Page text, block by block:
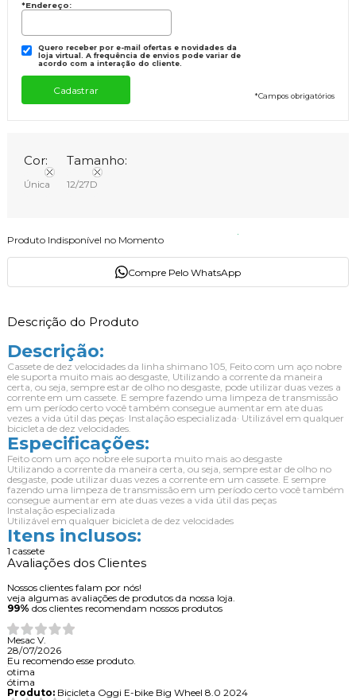
*Endereço:
Quero receber por e-mail ofertas e novidades da
loja virtual. A frequência de envios pode variar de
acordo com a interação do cliente.
*Campos obrigatórios
Cor:
Única
Tamanho:
12/27D
Produto Indisponível no Momento
Compre Pelo WhatsApp
Descrição do Produto
Descrição:
Cassete de dez velocidades da linha shimano 105, Feito com um aço nobre
ele suporta muito mais ao desgaste, Utilizando a corrente da maneira
certa, ou seja, sempre estar de olho no desgaste, pode utilizar duas vezes a
corrente em um cassete. E sempre fazendo uma limpeza de transmissão
em um período certo você também consegue aumentar em ate duas
vezes a vida útil das peças· Instalação especializada· Utilizável em qualquer
bicicleta de dez velocidades.
Especificações:
Feito com um aço nobre ele suporta muito mais ao desgaste
Utilizando a corrente da maneira certa, ou seja, sempre estar de olho no
desgaste, pode utilizar duas vezes a corrente em um cassete. E sempre
fazendo uma limpeza de transmissão em um período certo você também
consegue aumentar em ate duas vezes a vida útil das peças
Instalação especializada
Utilizável em qualquer bicicleta de dez velocidades
Itens inclusos:
1 cassete
Avaliações dos Clientes
Nossos clientes falam por nós!
veja algumas avaliações de produtos da nossa loja.
99% dos clientes recomendam nossos produtos
Mesac V.
28/07/2026
Eu recomendo esse produto.
otima
ótima
Produto:Bicicleta Oggi E-bike Big Wheel 8.0 2024